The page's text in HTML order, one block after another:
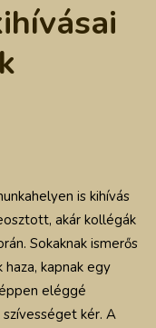
is kihívás
akár kollégák
Sokaknak ismerős
kapnak egy
eléggé
kér. A